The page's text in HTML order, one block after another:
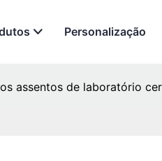
Personalização
assentos de laboratório